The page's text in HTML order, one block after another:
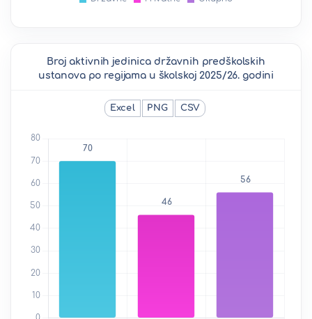
Broj aktivnih jedinica državnih predškolskih
ustanova po regijama u školskoj 2025/26. godini
Excel PNG CSV